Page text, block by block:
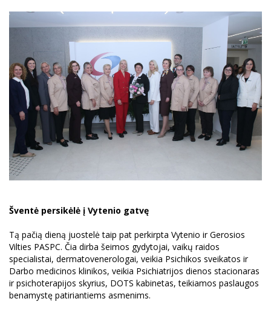
Šventė persikėlė į Vytenio gatvę
Tą pačią dieną juostelė taip pat perkirpta Vytenio ir Gerosios
Vilties PASPC. Čia dirba šeimos gydytojai, vaikų raidos
specialistai, dermatovenerologai, veikia Psichikos sveikatos ir
Darbo medicinos klinikos, veikia Psichiatrijos dienos stacionaras
ir psichoterapijos skyrius, DOTS kabinetas, teikiamos paslaugos
benamystę patiriantiems asmenims.